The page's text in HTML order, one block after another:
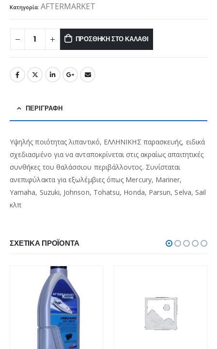
Κατηγορία: AFTERMARKET
ΠΡΟΣΘΉΚΗ ΣΤΟ ΚΑΛΆΘΙ
ΠΕΡΙΓΡΑΦΉ
Υψηλής ποιότητας λιπαντικό, ΕΛΛΗΝΙΚΗΣ παρασκευής, ειδικά
σχεδιασμένο για να ανταποκρίνεται στις ακραίως απαιτητικές
συνθήκες του θαλάσσιου περιβάλλοντος. Συνίσταται
ανεπιφύλακτα γiα εξωλέμβιες όπως Mercury, Mariner,
Yamaha, Suzuki, Johnson, Tohatsu, Honda, Parsun, Selva, Sail
κλπ
ΣΧΕΤΙΚΆ ΠΡΟΪΌΝΤΑ